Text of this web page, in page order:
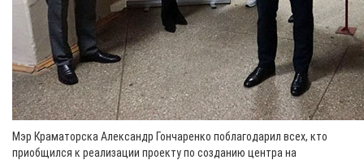
Мэр Краматорска Александр Гончаренко поблагодарил всех, кто
приобщился к реализации проекту по созданию центра на